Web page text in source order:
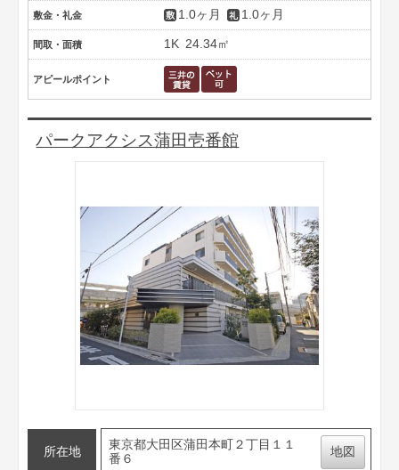
敷金・礼金 1.0ヶ月 1.0ヶ月
間取・面積 1K 24.34㎡
アピールポイント
パークアクシス蒲田壱番館
所在地
東京都大田区蒲田本町２丁目１１
番６
地図